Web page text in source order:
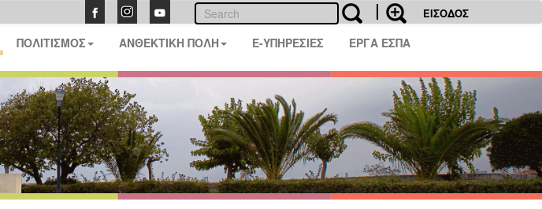
ΕΙΣΟΔΟΣ
ΠΟΛΙΤΙΣΜΟΣ ΑΝΘΕΚΤΙΚΗ ΠΟΛΗ E-ΥΠΗΡΕΣΙΕΣ ΕΡΓΑ ΕΣΠΑ